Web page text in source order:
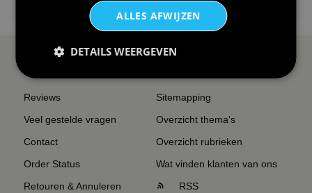
Reviews
Veel gestelde vragen
Contact
Order Status
Retouren & Annuleren
Sitemapping
Overzicht thema's
Overzicht rubrieken
Wat vinden klanten van ons
RSS
ALLES AFWIJZEN
DETAILS WEERGEVEN